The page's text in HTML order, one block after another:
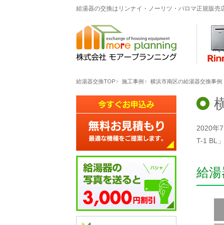
給湯器の交換はリンナイ・ノーリツ・パロマ正規販売
給湯器交換TOP 施工事例 横浜市南区の給湯器交換事例
2020年
T-1 BL
給